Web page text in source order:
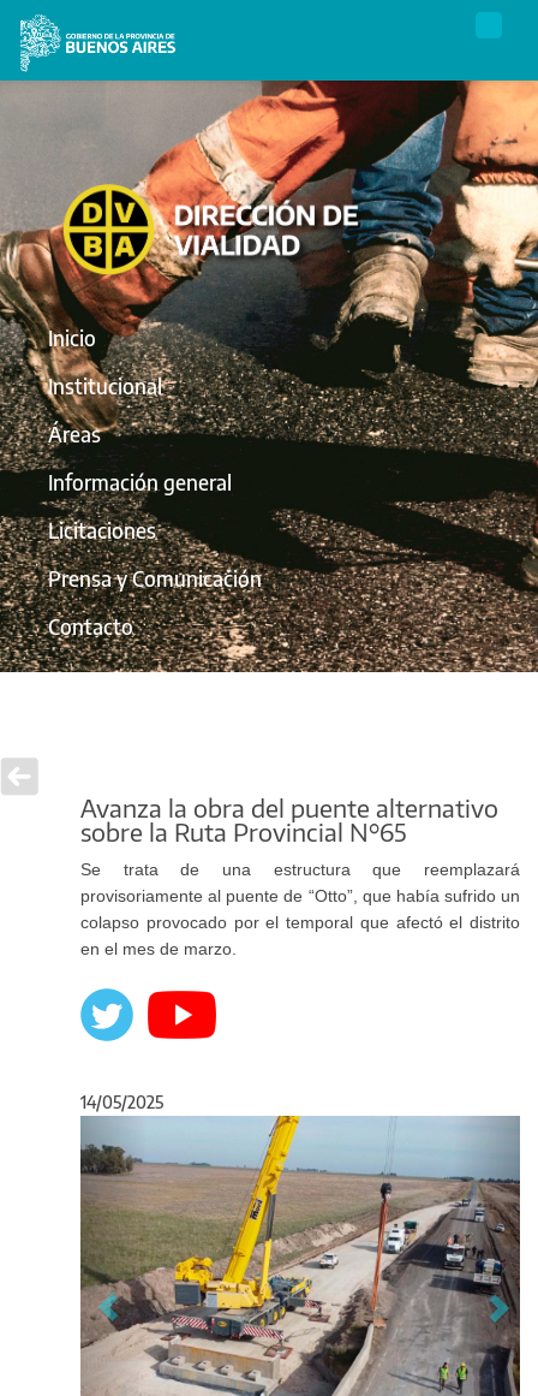
Inicio
Institucional
Áreas
Información general
Licitaciones
Prensa y Comunicación
Contacto
Avanza la obra del puente alternativo
sobre la Ruta Provincial N°65
Se trata de una estructura que reemplazará
provisoriamente al puente de “Otto”, que había sufrido un
colapso provocado por el temporal que afectó el distrito
en el mes de marzo.
14/05/2025